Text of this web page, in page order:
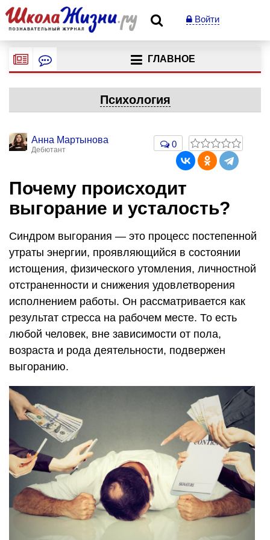
Войти
ГЛАВНОЕ
Психология
Анна Мартынова
Дебютант
0
Почему происходит
выгорание и усталость?
Синдром выгорания — это процесс постепенной
утраты энергии, проявляющийся в состоянии
истощения, физического утомления, личностной
отстраненности и снижения удовлетворения
исполнением работы. Он рассматривается как
результат стресса на рабочем месте. То есть
любой человек, вне зависимости от пола,
возраста и рода деятельности, подвержен
выгоранию.